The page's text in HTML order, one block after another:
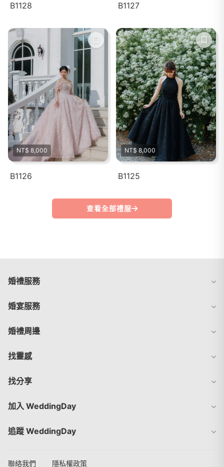
B1128 B1127
NT$ 8,000
B1126
NT$ 8,000
B1125
查看全部禮服
婚禮服務
婚宴服務
婚禮周邊
找靈感
找分享
加入 WeddingDay
追蹤 WeddingDay
聯絡我們 隱私權政策